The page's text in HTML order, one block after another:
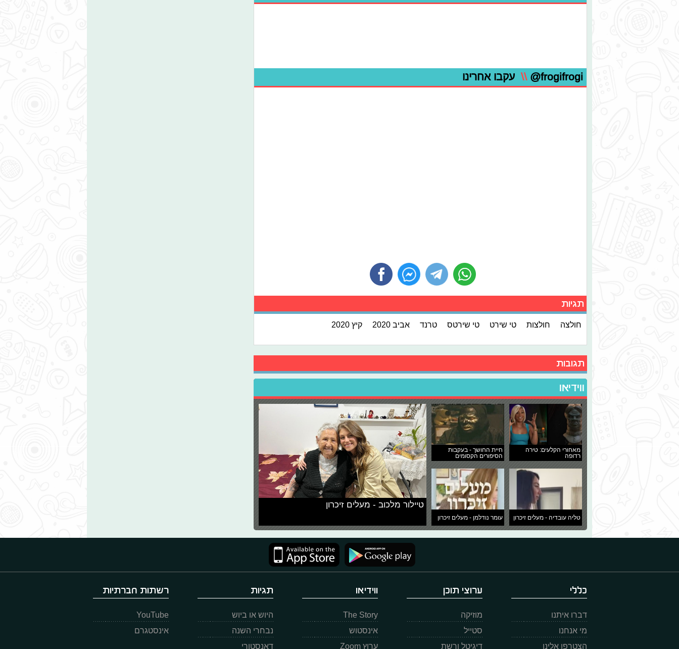
@frogifrogi
\\ עקבו אחרינו
תגיות
חולצה חולצות טי שירט טי שירטס טרנד אביב 2020 קיץ 2020
תגובות
ווידיאו
מאחורי הקלעים: טירה
רדופה
חיית החושך - בעקבות
הסיפורים הקסומים
טליה עובדיה - מעלים זיכרון עומר נודלמן - מעלים זיכרון
טיילור מלכוב - מעלים זיכרון
כללי
דברו איתנו
מי אנחנו
הצטרפו אלינו
ערוצי תוכן
מוזיקה
סטייל
דיגיטל ורשת
ווידיאו
The Story
אינסטוש
ערוץ Zoom
תגיות
היוש או ביוש
נבחרי השנה
דאנסטורי
רשתות חברתיות
YouTube
אינסטגרם